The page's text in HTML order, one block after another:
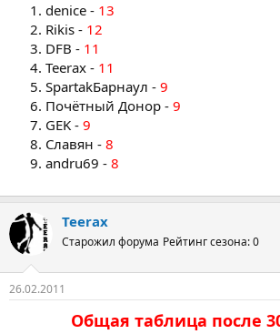
denice - 13
Rikis - 12
DFB - 11
Teerax - 11
SpartakБарнаул - 9
Почётный Донор - 9
GEK - 9
Славян - 8
andru69 - 8
Teerax
Старожил форума Рейтинг сезона: 0
26.02.2011
Общая таблица после